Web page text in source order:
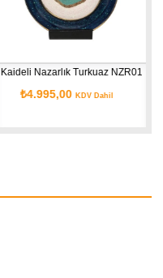
Kaideli Nazarlık Turkuaz NZR01
₺4.995,00KDV Dahil